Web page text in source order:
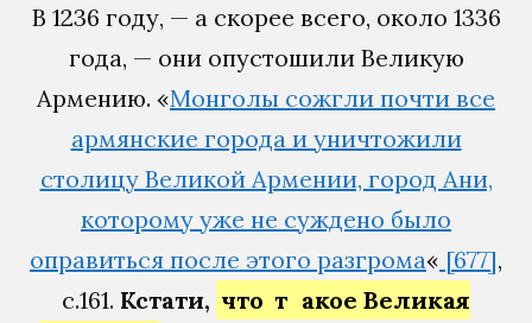
В 1236 году, — а скорее всего, около 1336
года, — они опустошили Великую
Армению. «Монголы сожгли почти все
армянские города и уничтожили
столицу Великой Армении, город Ани,
которому уже не суждено было
оправиться после этого разгрома« [677],
с.161. Кстати, что т акое Великая